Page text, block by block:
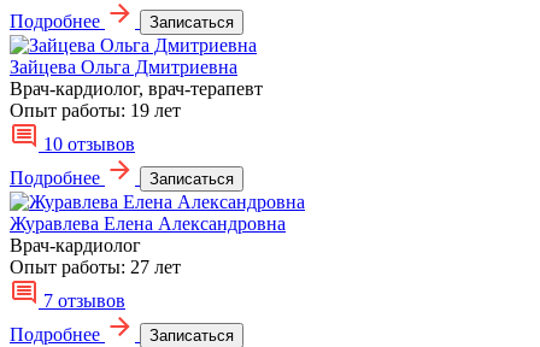
Подробнее
Записаться
Зайцева Ольга Дмитриевна
Врач-кардиолог, врач-терапевт
Опыт работы: 19 лет
10 отзывов
Подробнее
Записаться
Журавлева Елена Александровна
Врач-кардиолог
Опыт работы: 27 лет
7 отзывов
Подробнее
Записаться